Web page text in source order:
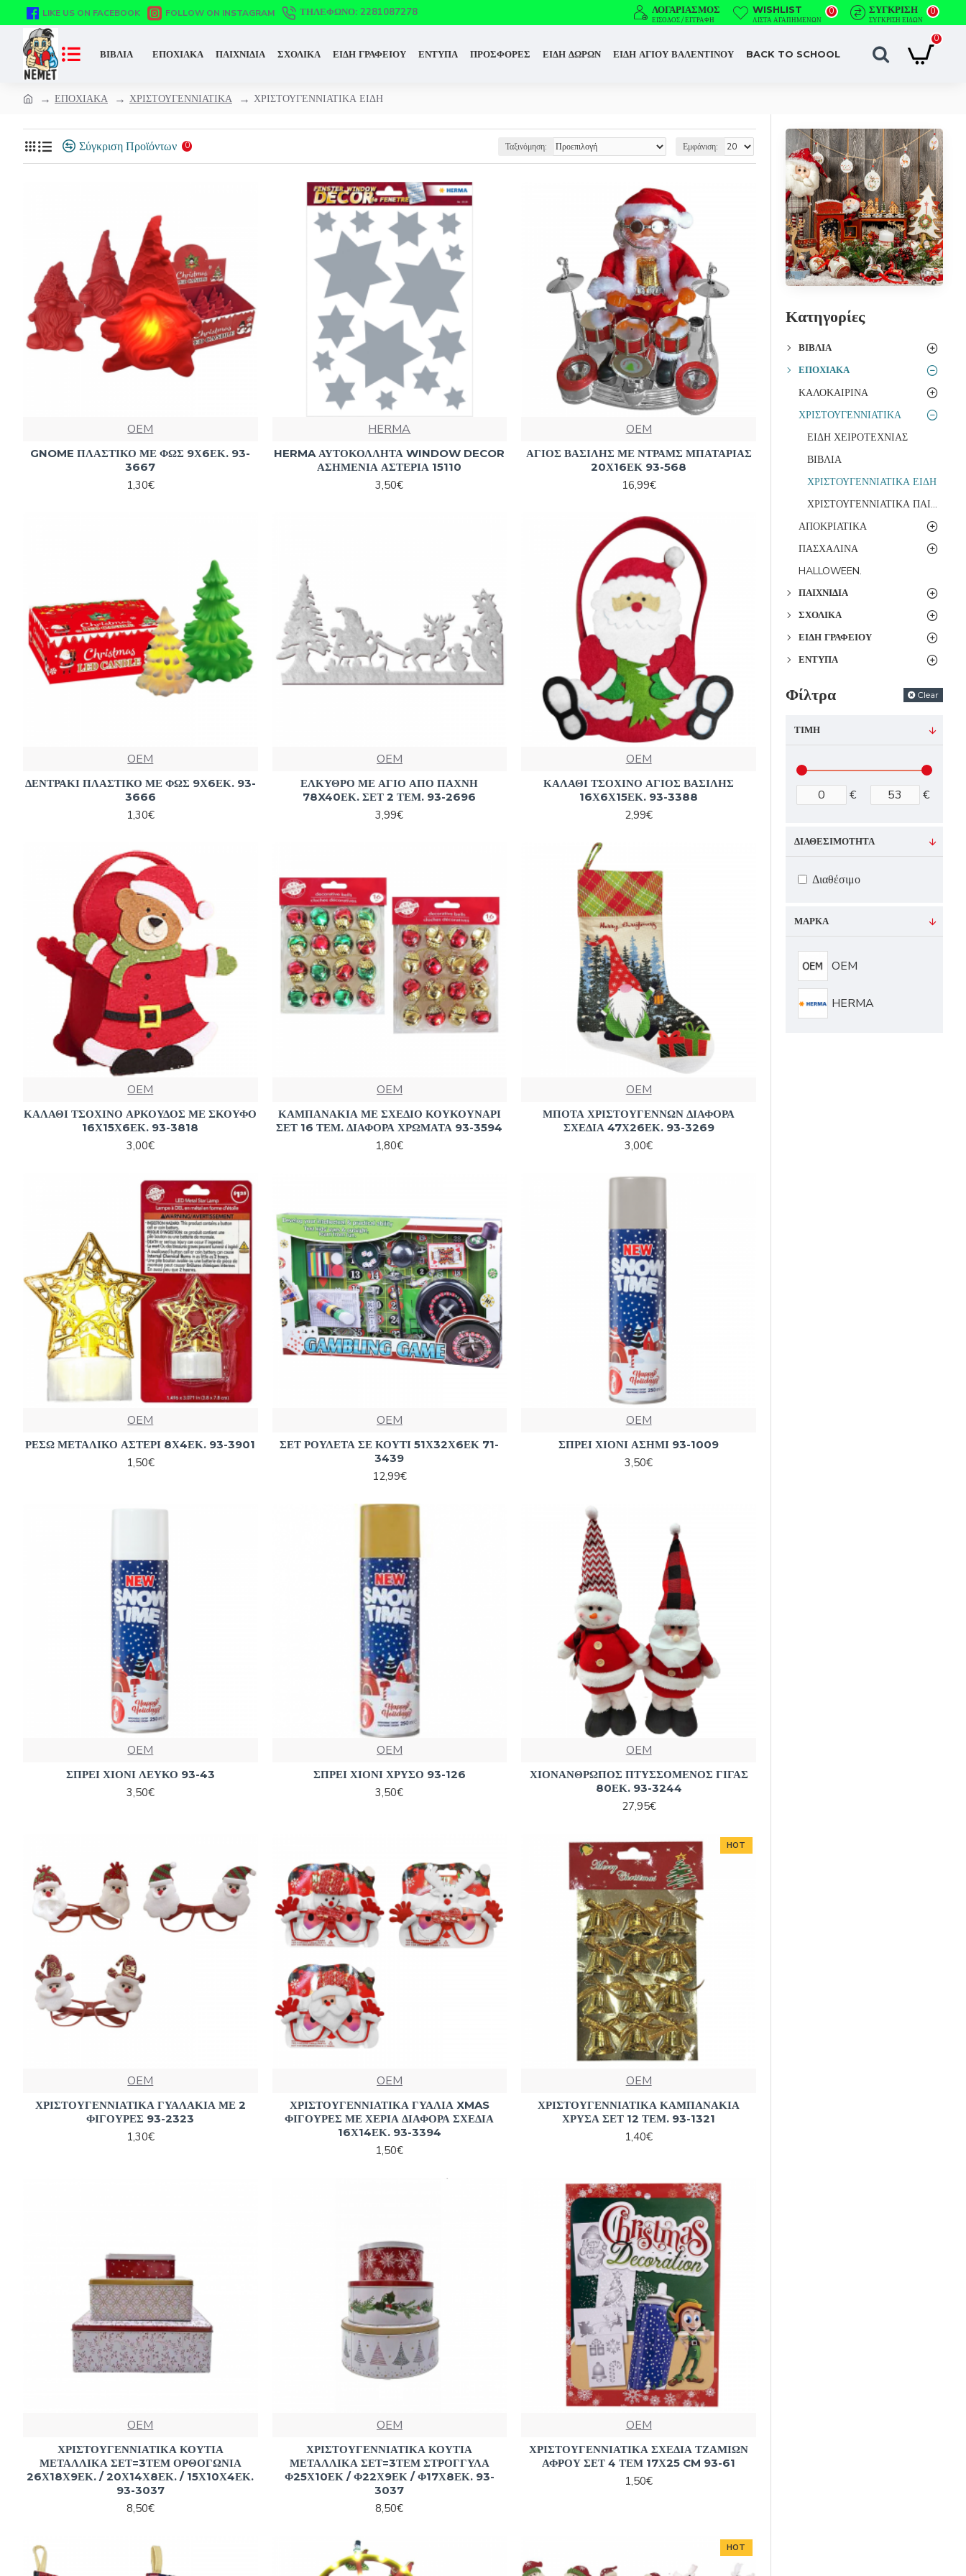
LIKE US ON FACEBOOK FOLLOW ON INSTAGRAM ΤΗΛΈΦΩΝΟ: 2281087278 ΛΟΓΑΡΙΑΣΜΌΣ
ΕΊΣΟΔΟΣ / ΕΓΓΡΑΦΉ
WISHLIST
ΛΊΣΤΑ ΑΓΑΠΗΜΈΝΩΝ
0 ΣΎΓΚΡΙΣΗ
ΣΎΓΚΡΙΣΗ ΕΙΔΏΝ
0
ΒΙΒΛΙΑ ΕΠΟΧΙΑΚΑ ΠΑΙΧΝΙΔΙΑ ΣΧΟΛΙΚΑ ΕΙΔΗ ΓΡΑΦΕΙΟΥ ΕΝΤΥΠΑ ΠΡΟΣΦΟΡΕΣ ΕΙΔΗ ΔΩΡΩΝ ΕΙΔΗ ΑΓΙΟΥ ΒΑΛΕΝΤΙΝΟΥ BACK TO SCHOOL
0
ΕΠΟΧΙΑΚΑ ΧΡΙΣΤΟΥΓΕΝΝΙΑΤΙΚΑ ΧΡΙΣΤΟΥΓΕΝΝΙΑΤΙΚΑ ΕΙΔΗ
Σύγκριση Προϊόντων 0 Ταξινόμηση: Εμφάνιση:
OEM
GNOME ΠΛΑΣΤΙΚΟ ΜΕ ΦΩΣ 9Χ6ΕΚ. 93-
3667
1,30€
HERMA
HERMA ΑΥΤΟΚΟΛΛΗΤΑ WINDOW DECOR
ΑΣΗΜΕΝΙΑ ΑΣΤΕΡΙΑ 15110
3,50€
OEM
ΑΓΙΟΣ ΒΑΣΙΛΗΣ ΜΕ ΝΤΡΑΜΣ ΜΠΑΤΑΡΙΑΣ
20Χ16ΕΚ 93-568
16,99€
OEM
ΔΕΝΤΡΑΚΙ ΠΛΑΣΤΙΚΟ ΜΕ ΦΩΣ 9Χ6ΕΚ. 93-
3666
1,30€
OEM
ΕΛΚΥΘΡΟ ΜΕ ΑΓΙΟ ΑΠΟ ΠΑΧΝΗ
78X40ΕΚ. ΣΕΤ 2 ΤΕΜ. 93-2696
3,99€
OEM
ΚΑΛΑΘΙ ΤΣΟΧΙΝΟ ΑΓΙΟΣ ΒΑΣΙΛΗΣ
16Χ6Χ15ΕΚ. 93-3388
2,99€
OEM
ΚΑΛΑΘΙ ΤΣΟΧΙΝΟ ΑΡΚΟΥΔΟΣ ΜΕ ΣΚΟΥΦΟ
16Χ15Χ6ΕΚ. 93-3818
3,00€
OEM
ΚΑΜΠΑΝΑΚΙΑ ΜΕ ΣΧΕΔΙΟ ΚΟΥΚΟΥΝΑΡΙ
ΣΕΤ 16 ΤΕΜ. ΔΙΑΦΟΡΑ ΧΡΩΜΑΤΑ 93-3594
1,80€
OEM
ΜΠΟΤΑ ΧΡΙΣΤΟΥΓΕΝΝΩΝ ΔΙΑΦΟΡΑ
ΣΧΕΔΙΑ 47Χ26ΕΚ. 93-3269
3,00€
OEM
ΡΕΣΩ ΜΕΤΑΛΙΚΟ ΑΣΤΕΡΙ 8Χ4ΕΚ. 93-3901
1,50€
OEM
ΣΕΤ ΡΟΥΛΕΤΑ ΣΕ ΚΟΥΤΙ 51Χ32Χ6ΕΚ 71-
3439
12,99€
OEM
ΣΠΡΕΙ ΧΙΟΝΙ ΑΣΗΜΙ 93-1009
3,50€
OEM
ΣΠΡΕΙ ΧΙΟΝΙ ΛΕΥΚΟ 93-43
3,50€
OEM
ΣΠΡΕΙ ΧΙΟΝΙ ΧΡΥΣΟ 93-126
3,50€
OEM
ΧΙΟΝΑΝΘΡΩΠΟΣ ΠΤΥΣΣΟΜΕΝΟΣ ΓΙΓΑΣ
80ΕΚ. 93-3244
27,95€
OEM
ΧΡΙΣΤΟΥΓΕΝΝΙΑΤΙΚΑ ΓΥΑΛΑΚΙΑ ΜΕ 2
ΦΙΓΟΥΡΕΣ 93-2323
1,30€
OEM
ΧΡΙΣΤΟΥΓΕΝΝΙΑΤΙΚΑ ΓΥΑΛΙΑ XMAS
ΦΙΓΟΥΡΕΣ ΜΕ ΧΕΡΙΑ ΔΙΑΦΟΡΑ ΣΧΕΔΙΑ
16Χ14ΕΚ. 93-3394
1,50€
HOT
OEM
ΧΡΙΣΤΟΥΓΕΝΝΙΑΤΙΚΑ ΚΑΜΠΑΝΑΚΙΑ
ΧΡΥΣΑ ΣΕΤ 12 ΤΕΜ. 93-1321
1,40€
OEM
ΧΡΙΣΤΟΥΓΕΝΝΙΑΤΙΚΑ ΚΟΥΤΙΑ
ΜΕΤΑΛΛΙΚΑ ΣΕΤ=3ΤΕΜ ΟΡΘΟΓΩΝΙΑ
26Χ18Χ9ΕΚ. / 20Χ14Χ8ΕΚ. / 15Χ10Χ4ΕΚ.
93-3037
8,50€
OEM
ΧΡΙΣΤΟΥΓΕΝΝΙΑΤΙΚΑ ΚΟΥΤΙΑ
ΜΕΤΑΛΛΙΚΑ ΣΕΤ=3ΤΕΜ ΣΤΡΟΓΓΥΛΑ
Φ25Χ10ΕΚ / Φ22Χ9ΕΚ / Φ17Χ8ΕΚ. 93-
3037
8,50€
OEM
ΧΡΙΣΤΟΥΓΕΝΝΙΑΤΙΚΑ ΣΧΕΔΙΑ ΤΖΑΜΙΩΝ
ΑΦΡΟΥ ΣΕΤ 4 ΤΕΜ 17Χ25 CM 93-61
1,50€
HOT
Κατηγορίες
ΒΙΒΛΊΑ
ΕΠΟΧΙΑΚΆ
ΚΑΛΟΚΑΙΡΙΝΑ
ΧΡΙΣΤΟΥΓΕΝΝΙΑΤΙΚΑ
ΕΙΔΗ ΧΕΙΡΟΤΕΧΝΙΑΣ
ΒΙΒΛΙΑ
ΧΡΙΣΤΟΥΓΕΝΝΙΑΤΙΚΑ ΕΙΔΗ
ΧΡΙΣΤΟΥΓΕΝΝΙΑΤΙΚΑ ΠΑΙΧΝΙΔΙΑ
ΑΠΟΚΡΙΑΤΙΚΑ
ΠΑΣΧΑΛΙΝΑ
HALLOWEEN.
ΠΑΙΧΝΊΔΙΑ
ΣΧΟΛΙΚΆ
ΕΊΔΗ ΓΡΑΦΕΊΟΥ
ΈΝΤΥΠΑ
Φίλτρα Clear
ΤΙΜΉ
€ €
ΜΆΡΚΑ
OEM
HERMA
ΔΙΑΘΕΣΙΜΌΤΗΤΑ
Διαθέσιμο